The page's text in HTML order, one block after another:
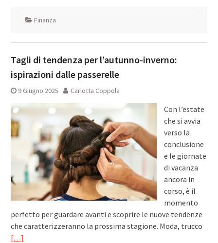
Finanza
Tagli di tendenza per l’autunno-inverno:
ispirazioni dalle passerelle
9 Giugno 2025 Carlotta Coppola
Con l’estate
che si avvia
verso la
conclusione
e le giornate
di vacanza
ancora in
corso, è il
momento
perfetto per guardare avanti e scoprire le nuove tendenze
che caratterizzeranno la prossima stagione. Moda, trucco
[…]